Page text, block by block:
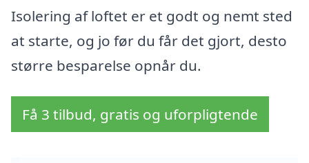
Isolering af loftet er et godt og nemt sted
at starte, og jo før du får det gjort, desto
større besparelse opnår du.
Få 3 tilbud, gratis og uforpligtende